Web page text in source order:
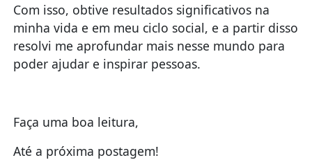
Com isso, obtive resultados significativos na
minha vida e em meu ciclo social, e a partir disso
resolvi me aprofundar mais nesse mundo para
poder ajudar e inspirar pessoas.
Faça uma boa leitura,
Até a próxima postagem!